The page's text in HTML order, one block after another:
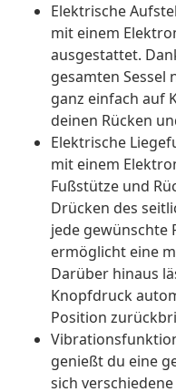
Elektrische
mit einem
ausgestattet.
gesamten Sessel
ganz einfach auf
deinen Rücken
Elektrische
mit einem
Fußstütze und
Drücken des
jede gewünschte
ermöglicht eine
Darüber hinaus
Knopfdruck
Position
genießt du eine
sich